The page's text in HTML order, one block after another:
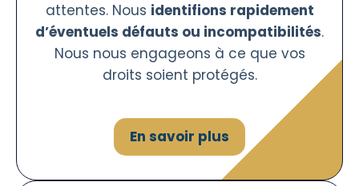
attentes. Nous identifions rapidement
d’éventuels défauts ou incompatibilités.
Nous nous engageons à ce que vos
droits soient protégés.
En savoir plus